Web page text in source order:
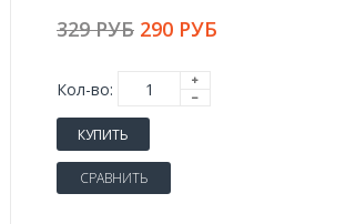
329 РУБ 290 РУБ
Кол-во:
КУПИТЬ
СРАВНИТЬ